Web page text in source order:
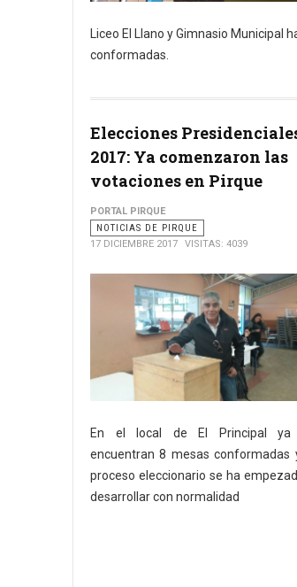
Liceo El Llano y Gimnasio
conformadas.
Elecciones
2017: Ya comenzaron las
votaciones en Pirque
PORTAL PIRQUE
NOTICIAS DE PIRQUE
17 DICIEMBRE 2017
VISITAS: 4039
En el local de El Principal ya
encuentran 8 mesas conformadas
proceso eleccionario se ha
desarrollar con normalidad